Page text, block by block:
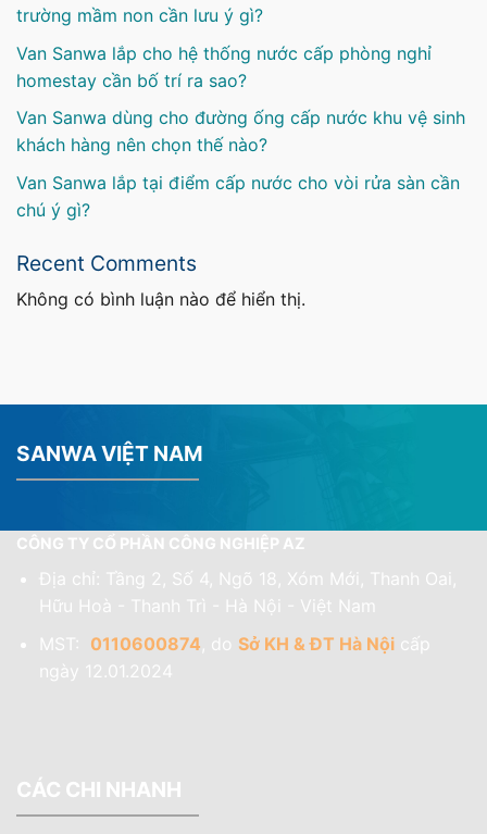
trường mầm non cần lưu ý gì?
Van Sanwa lắp cho hệ thống nước cấp phòng nghỉ
homestay cần bố trí ra sao?
Van Sanwa dùng cho đường ống cấp nước khu vệ sinh
khách hàng nên chọn thế nào?
Van Sanwa lắp tại điểm cấp nước cho vòi rửa sàn cần
chú ý gì?
Recent Comments
Không có bình luận nào để hiển thị.
SANWA VIỆT NAM
CÔNG TY CỔ PHẦN CÔNG NGHIỆP AZ
Địa chỉ: Tầng 2, Số 4, Ngõ 18, Xóm Mới, Thanh Oai,
Hữu Hoà - Thanh Trì - Hà Nội - Việt Nam
MST: 0110600874 , do Sở KH & ĐT Hà Nộicấp
ngày 12.01.2024
CÁC CHI NHANH